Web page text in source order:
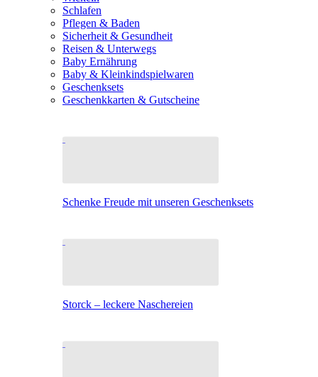
Schlafen
Pflegen & Baden
Sicherheit & Gesundheit
Reisen & Unterwegs
Baby Ernährung
Baby & Kleinkindspielwaren
Geschenksets
Geschenkkarten & Gutscheine
Schenke Freude mit unseren Geschenksets
Storck – leckere Naschereien